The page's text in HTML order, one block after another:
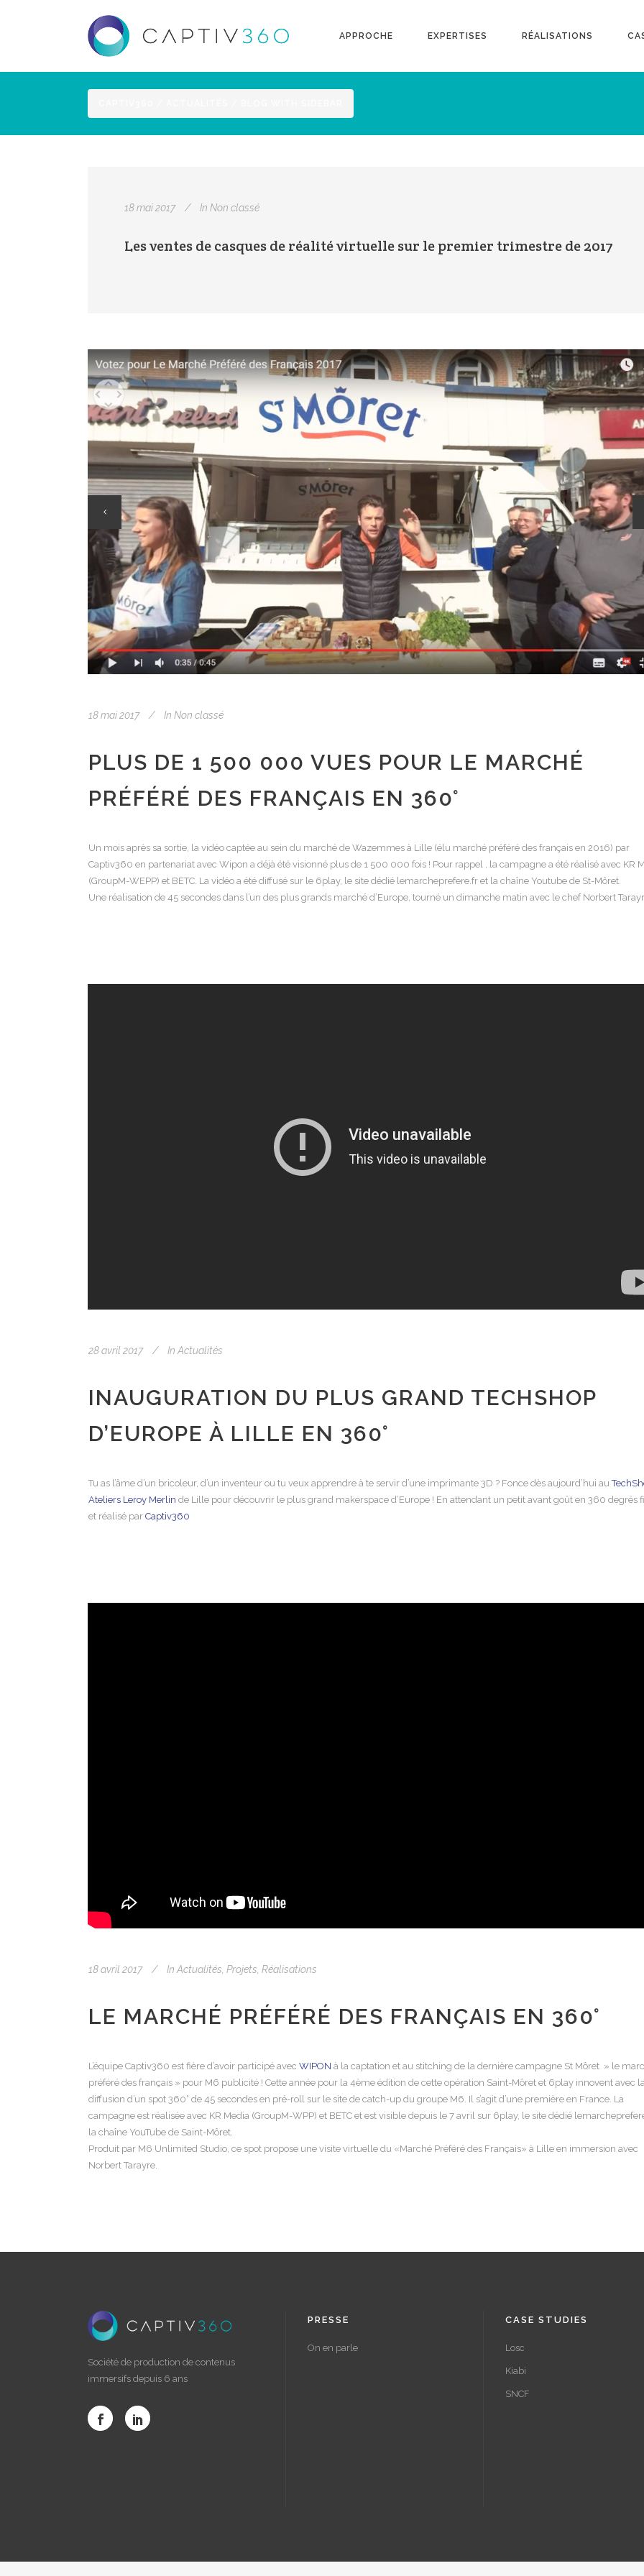
APPROCHE EXPERTISES RÉALISATIONS
18 mai 2017 In Non classé
Les ventes de casques de réalité virtuelle sur le premier trimestre de 2017
18 mai 2017 In Non classé
PLUS DE 1 500 000 VUES POUR LE MARCHÉ
PRÉFÉRÉ DES FRANÇAIS EN 360°
Un mois après sa sortie, la vidéo captée au sein du marché de Wazemmes à Lille (élu marché préféré des français en 2016) par
Captiv360 en partenariat avec Wipon a déjà été visionné plus de 1 500 000 fois ! Pour rappel , la campagne a été réalisé avec KR
(GroupM-WEPP) et BETC. La vidéo a été diffusé sur le 6play, le site dédié lemarcheprefere.fr et la chaîne Youtube de St-Môret.
Une réalisation de 45 secondes dans l’un des plus grands marché d’Europe, tourné un dimanche matin avec le chef Norbert
28 avril 2017 In Actualités
INAUGURATION DU PLUS GRAND TECHSHOP
D’EUROPE À LILLE EN 360°
Tu as l’âme d’un bricoleur, d’un inventeur ou tu veux apprendre à te servir d’une imprimante 3D ? Fonce dès aujourd’hui au
Ateliers Leroy Merlin de Lille pour découvrir le plus grand makerspace d’Europe ! En attendant un petit avant goût en 360 degrés
et réalisé par Captiv360
18 avril 2017 In Actualités Projets Réalisations
LE MARCHÉ PRÉFÉRÉ DES FRANÇAIS EN 360°
L’équipe Captiv360 est fière d’avoir participé avec WIPON à la captation et au stitching de la dernière campagne St Môret » le
préféré des français » pour M6 publicité ! Cette année pour la 4ème édition de cette opération Saint-Môret et 6play innovent avec la
diffusion d’un spot 360° de 45 secondes en pré-roll sur le site de catch-up du groupe M6. Il s’agit d’une première en France. La
campagne est réalisée avec KR Media (GroupM-WPP) et BETC et est visible depuis le 7 avril sur 6play, le site dédié
la chaîne YouTube de Saint-Môret.
Produit par M6 Unlimited Studio, ce spot propose une visite virtuelle du «Marché Préféré des Français» à Lille en immersion avec
Norbert Tarayre.
Société de production de contenus
immersifs depuis 6 ans
PRESSE
On en parle
CASE STUDIES
Losc
Kiabi
SNCF